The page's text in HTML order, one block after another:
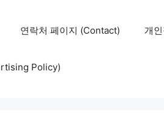
연락처 페이지 (Contact) 개
Policy)